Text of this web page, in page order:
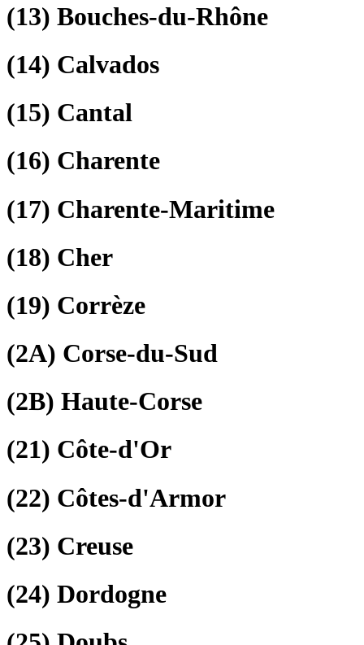
(13) Bouches-du-Rhône
(14) Calvados
(15) Cantal
(16) Charente
(17) Charente-Maritime
(18) Cher
(19) Corrèze
(2A) Corse-du-Sud
(2B) Haute-Corse
(21) Côte-d'Or
(22) Côtes-d'Armor
(23) Creuse
(24) Dordogne